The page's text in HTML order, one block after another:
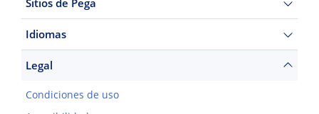
Idiomas
Legal
Condiciones de uso